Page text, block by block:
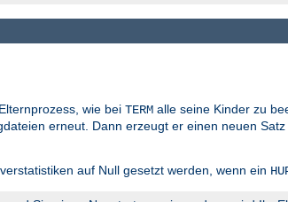
wie bei TERM alle seine Kinder zu
erneut. Dann erzeugt er einen neuen
auf Null gesetzt werden, wenn ein